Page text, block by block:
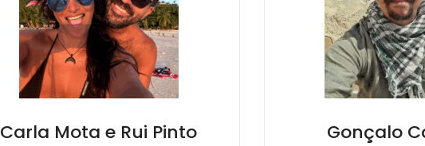
Carla Mota e Rui Pinto Gonçalo